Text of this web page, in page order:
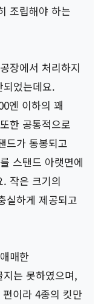
조립해야 하는
장에서 처리하지
었는데요.
엔 이하의 꽤
한 공통적으로
드가 동봉되고
스탠드 아랫면에
작은 크기의
실하게 제공되고
매한
는 못하였으며,
이라 4종의 킷만